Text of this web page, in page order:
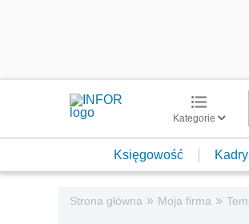
Kategorie
Księgowość Kadry
Strona główna » Moja firma »